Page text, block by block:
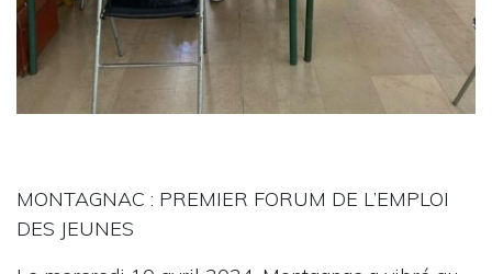
MONTAGNAC : PREMIER FORUM DE L’EMPLOI
DES JEUNES